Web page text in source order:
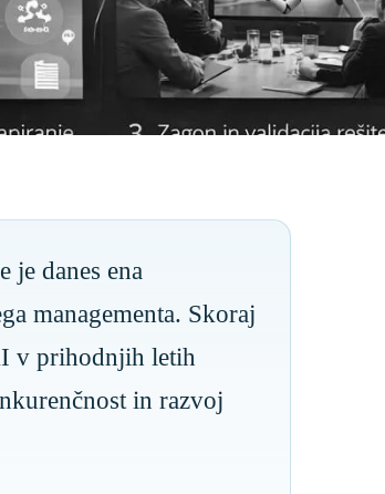
je danes ena
managementa. Skoraj
v prihodnjih letih
in razvoj